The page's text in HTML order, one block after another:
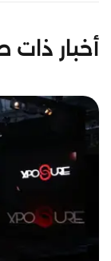
أخبار ذات